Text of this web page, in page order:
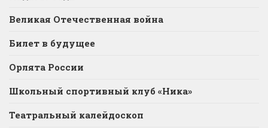
Великая Отечественная война
Билет в будущее
Орлята России
Школьный спортивный клуб «Ника»
Театральный калейдоскоп